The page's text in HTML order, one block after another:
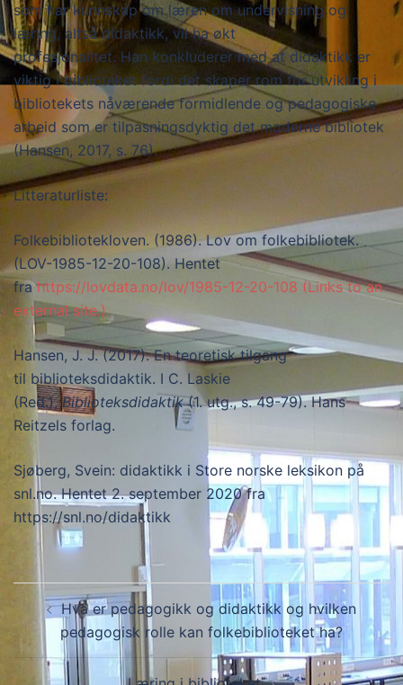
som har kunnskap om læren om undervisning og
læring, altså didaktikk, vil ha økt
profesjonalitet. Han konkluderer med at didaktikk er
viktig i biblioteket fordi det skaper rom for utvikling i
bibliotekets nåværende formidlende og pedagogiske
arbeid som er tilpasningsdyktig det moderne bibliotek
(Hansen, 2017, s. 76).
Litteraturliste:
Folkebibliotekloven. (1986). Lov om folkebibliotek.
(LOV-1985-12-20-108). Hentet
frahttps://lovdata.no/lov/1985-12-20-108 (Links to an
external site.)
Hansen, J. J. (2017). En teoretisk tilgang
til biblioteksdidaktik. I C. Laskie
(Red.),Biblioteksdidaktik(1. utg., s. 49-79). Hans
Reitzels forlag.
Sjøberg, Svein: didaktikk i Store norske leksikon på
snl.no. Hentet 2. september 2020 fra
https://snl.no/didaktikk
Innleggsnavigasjon
Hva er pedagogikk og didaktikk og hvilken
pedagogisk rolle kan folkebiblioteket ha?